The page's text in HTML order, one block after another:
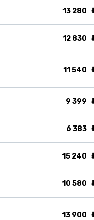
13 280
12 830
11 540
9 399
6 383
15 240
10 580
13 900